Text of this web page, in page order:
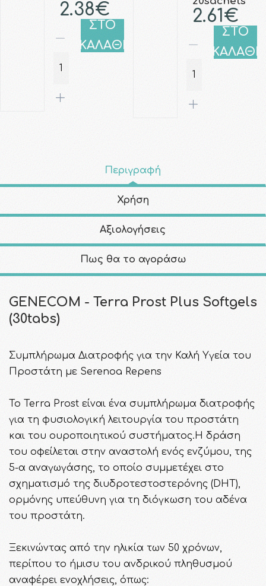
2.38€
ΣΤΟ
ΚΑΛΑΘΙ
2.61€
ΣΤΟ
ΚΑΛΑΘΙ
Περιγραφή
Χρήση
Αξιολογήσεις
Πως θα το αγοράσω
GENECOM - Terra Prost Plus Softgels
(30tabs)
Συμπλήρωμα Διατροφής για την Καλή Υγεία του
Προστάτη με Serenoa Repens
Το Terra Prost είναι ένα συμπλήρωμα διατροφής
για τη φυσιολογική λειτουργία του προστάτη
και του ουροποιητικού συστήματος.Η δράση
του οφείλεται στην αναστολή ενός ενζύμου, της
5-α αναγωγάσης, το οποίο συμμετέχει στο
σχηματισμό της διυδροτεστοστερόνης (DHT),
ορμόνης υπεύθυνη για τη διόγκωση του αδένα
του προστάτη.
Ξεκινώντας από την ηλικία των 50 χρόνων,
περίπου το ήμισυ του ανδρικού πληθυσμού
αναφέρει ενοχλήσεις, όπως: